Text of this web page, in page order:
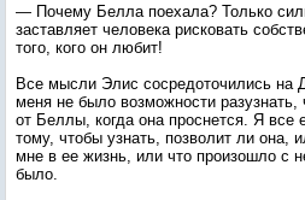
— Почему Белла поехала? Только
заставляет человека рисковать
того, кого он любит!
Все мысли Элис сосредоточились на
меня не было возможности
от Беллы, когда она проснется. Я все
тому, чтобы узнать, позволит ли она,
мне в ее жизнь, или что произошло с
было.